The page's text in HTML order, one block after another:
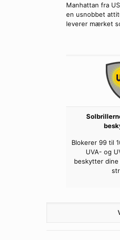
Manhattan fra
en usnobbet
leverer mærket
Blokerer 99 til
UVA- og
beskytter dine